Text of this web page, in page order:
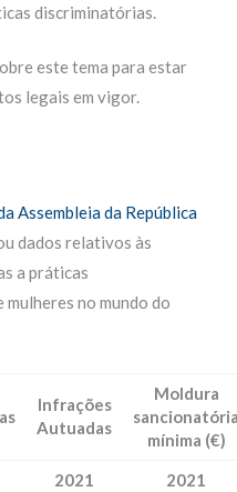
discriminatórias.
este tema para estar
legais em vigor.
Assembleia da República
dados relativos às
a práticas
no mundo do
Infrações
Autuadas
Moldura
mínima (€)
2021 2021